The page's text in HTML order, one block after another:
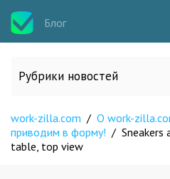
Блог
Рубрики новостей
Все статьи
work-zilla.com / О work-
приводим в форму! / Sneakers
table, top view